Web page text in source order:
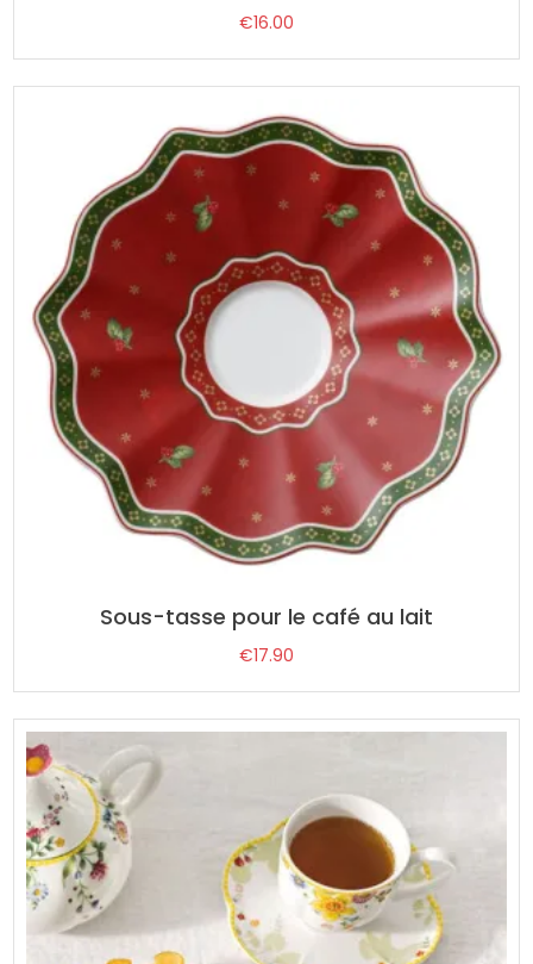
€16.00
Sous-tasse pour le café au lait
€17.90